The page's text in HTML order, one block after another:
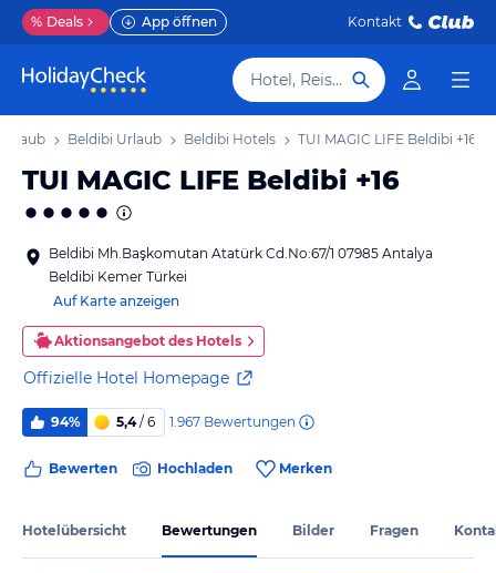
% Deals App öffnen Kontakt
Hotel, Reiseziel
Beldibi Urlaub Beldibi Hotels TUI MAGIC LIFE Beldibi +16
TUI MAGIC LIFE Beldibi +16
Beldibi Mh.Başkomutan Atatürk Cd.No:67/1 07985 Antalya
Beldibi Kemer Türkei
Auf Karte anzeigen
Aktionsangebot des Hotels
Offizielle Hotel Homepage
94% 5,4/ 6 1.967 Bewertungen
Bewerten Hochladen Merken
Hotelübersicht Bewertungen Bilder Fragen